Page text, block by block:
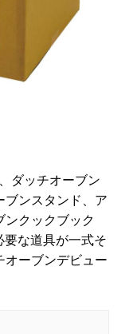
ダッチオーブン
ンスタンド、ア
クックブック
な道具が一式そ
ーブンデビュー